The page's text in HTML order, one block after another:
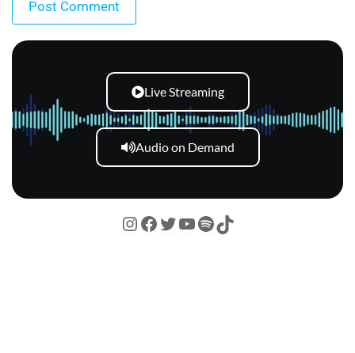
Live Streaming
Audio on Demand